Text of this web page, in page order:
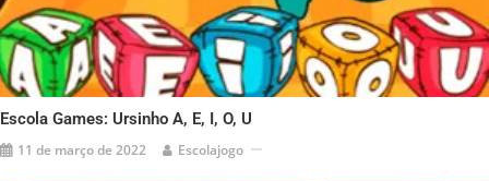
Escola Games: Ursinho A, E, I, O, U
11 de março de 2022 Escolajogo